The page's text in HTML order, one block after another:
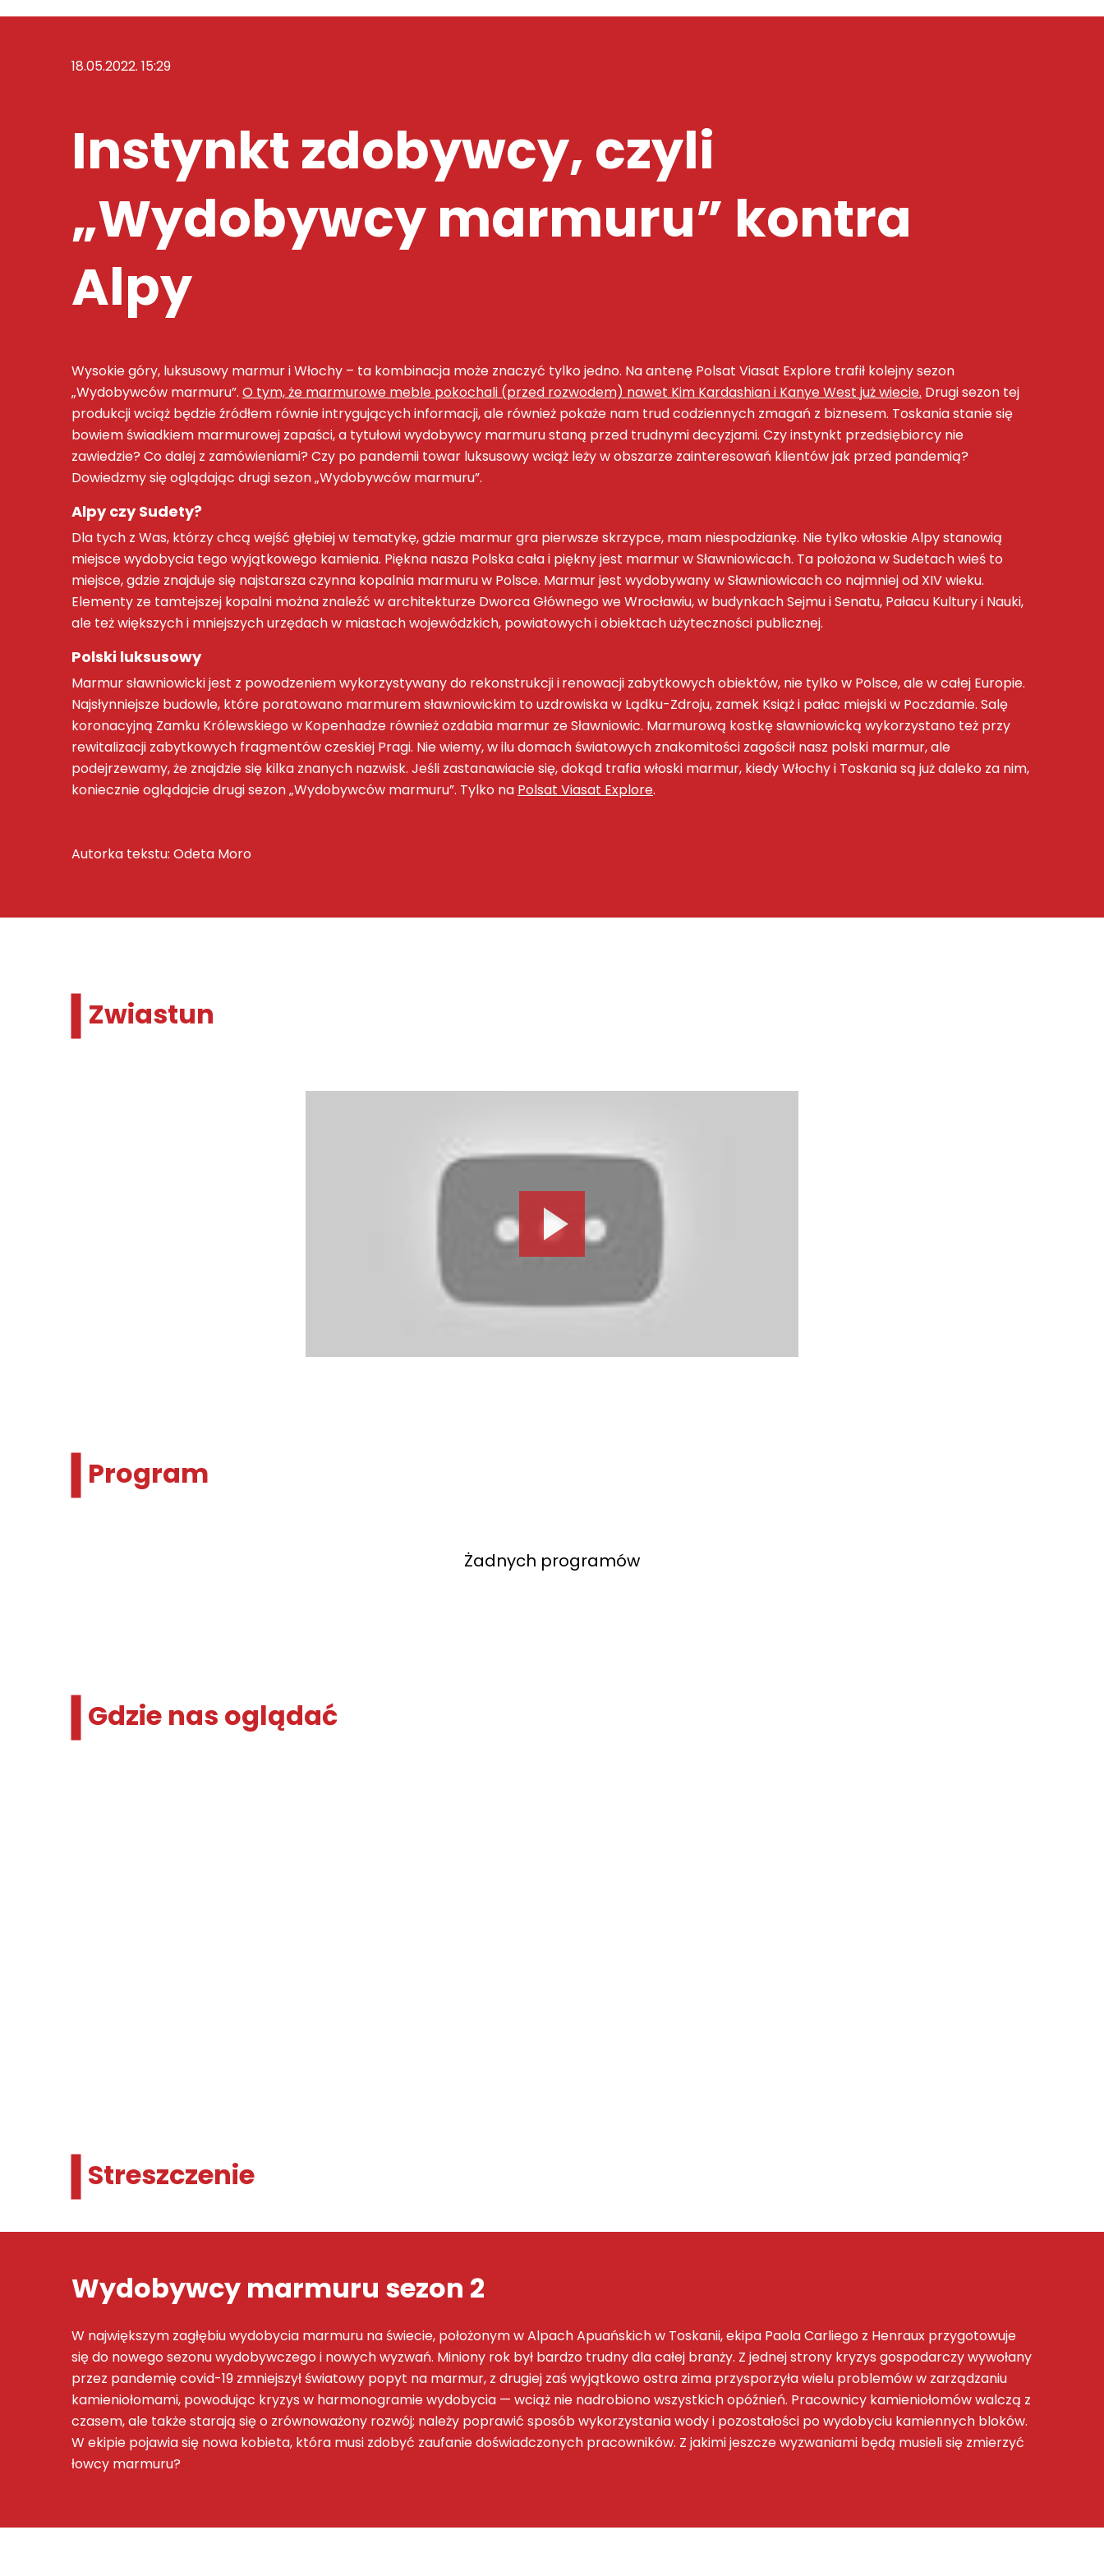
18.05.2022. 15:29
Instynkt zdobywcy, czyli
„Wydobywcy marmuru” kontra
Alpy
Wysokie góry, luksusowy marmur i Włochy – ta kombinacja może znaczyć tylko jedno. Na antenę Polsat Viasat Explore trafił kolejny sezon
„Wydobywców marmuru”. O tym, że marmurowe meble pokochali (przed rozwodem) nawet Kim Kardashian i Kanye West już wiecie. Drugi sezon tej
produkcji wciąż będzie źródłem równie intrygujących informacji, ale również pokaże nam trud codziennych zmagań z biznesem. Toskania stanie się
bowiem świadkiem marmurowej zapaści, a tytułowi wydobywcy marmuru staną przed trudnymi decyzjami. Czy instynkt przedsiębiorcy nie
zawiedzie? Co dalej z zamówieniami? Czy po pandemii towar luksusowy wciąż leży w obszarze zainteresowań klientów jak przed pandemią?
Dowiedzmy się oglądając drugi sezon „Wydobywców marmuru”.
Alpy czy Sudety?
Dla tych z Was, którzy chcą wejść głębiej w tematykę, gdzie marmur gra pierwsze skrzypce, mam niespodziankę. Nie tylko włoskie Alpy stanowią
miejsce wydobycia tego wyjątkowego kamienia. Piękna nasza Polska cała i piękny jest marmur w Sławniowicach. Ta położona w Sudetach wieś to
miejsce, gdzie znajduje się najstarsza czynna kopalnia marmuru w Polsce. Marmur jest wydobywany w Sławniowicach co najmniej od XIV wieku.
Elementy ze tamtejszej kopalni można znaleźć w architekturze Dworca Głównego we Wrocławiu, w budynkach Sejmu i Senatu, Pałacu Kultury i Nauki,
ale też większych i mniejszych urzędach w miastach wojewódzkich, powiatowych i obiektach użyteczności publicznej.
Polski luksusowy
Marmur sławniowicki jest z powodzeniem wykorzystywany do rekonstrukcji i renowacji zabytkowych obiektów, nie tylko w Polsce, ale w całej Europie.
Najsłynniejsze budowle, które poratowano marmurem sławniowickim to uzdrowiska w Lądku-Zdroju, zamek Książ i pałac miejski w Poczdamie. Salę
koronacyjną Zamku Królewskiego w Kopenhadze również ozdabia marmur ze Sławniowic. Marmurową kostkę sławniowicką wykorzystano też przy
rewitalizacji zabytkowych fragmentów czeskiej Pragi. Nie wiemy, w ilu domach światowych znakomitości zagościł nasz polski marmur, ale
podejrzewamy, że znajdzie się kilka znanych nazwisk. Jeśli zastanawiacie się, dokąd trafia włoski marmur, kiedy Włochy i Toskania są już daleko za nim,
koniecznie oglądajcie drugi sezon „Wydobywców marmuru”. Tylko na Polsat Viasat Explore.
Autorka tekstu: Odeta Moro
Zwiastun
Program
Żadnych programów
Gdzie nas oglądać
Streszczenie
Wydobywcy marmuru sezon 2
W największym zagłębiu wydobycia marmuru na świecie, położonym w Alpach Apuańskich w Toskanii, ekipa Paola Carliego z Henraux przygotowuje
się do nowego sezonu wydobywczego i nowych wyzwań. Miniony rok był bardzo trudny dla całej branży. Z jednej strony kryzys gospodarczy wywołany
przez pandemię covid-19 zmniejszył światowy popyt na marmur, z drugiej zaś wyjątkowo ostra zima przysporzyła wielu problemów w zarządzaniu
kamieniołomami, powodując kryzys w harmonogramie wydobycia — wciąż nie nadrobiono wszystkich opóźnień. Pracownicy kamieniołomów walczą z
czasem, ale także starają się o zrównoważony rozwój; należy poprawić sposób wykorzystania wody i pozostałości po wydobyciu kamiennych bloków.
W ekipie pojawia się nowa kobieta, która musi zdobyć zaufanie doświadczonych pracowników. Z jakimi jeszcze wyzwaniami będą musieli się zmierzyć
łowcy marmuru?